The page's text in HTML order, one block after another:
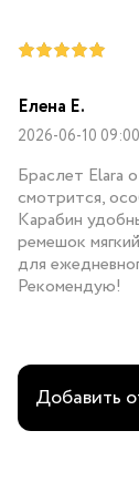
Елена Е.
2026-06-10
Браслет Elara
смотрится,
Карабин
ремешок
для
Рекомендую!
Добавить